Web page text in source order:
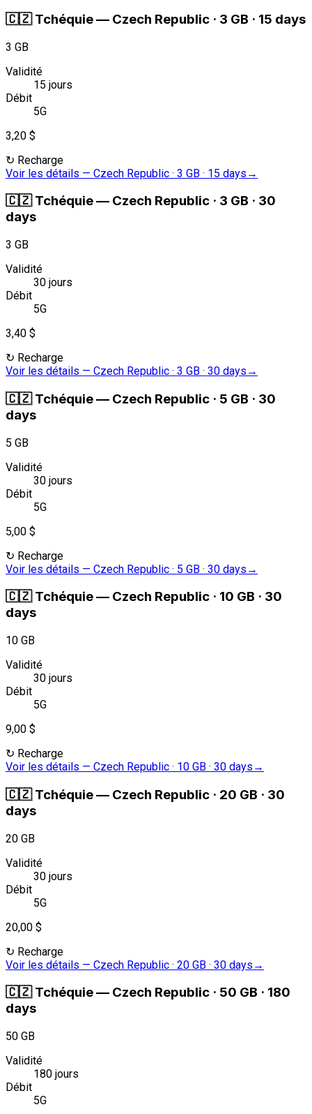
🇨🇿 Tchéquie— Czech Republic · 3 GB · 15 days
3 GB
Validité
15 jours
Débit
5G
3,20 $
↻ Recharge
Voir les détails — Czech Republic · 3 GB · 15 days →
🇨🇿 Tchéquie— Czech Republic · 3 GB · 30
days
3 GB
Validité
30 jours
Débit
5G
3,40 $
↻ Recharge
Voir les détails — Czech Republic · 3 GB · 30 days →
🇨🇿 Tchéquie— Czech Republic · 5 GB · 30
days
5 GB
Validité
30 jours
Débit
5G
5,00 $
↻ Recharge
Voir les détails — Czech Republic · 5 GB · 30 days →
🇨🇿 Tchéquie— Czech Republic · 10 GB · 30
days
10 GB
Validité
30 jours
Débit
5G
9,00 $
↻ Recharge
Voir les détails — Czech Republic · 10 GB · 30 days →
🇨🇿 Tchéquie— Czech Republic · 20 GB · 30
days
20 GB
Validité
30 jours
Débit
5G
20,00 $
↻ Recharge
Voir les détails — Czech Republic · 20 GB · 30 days →
🇨🇿 Tchéquie— Czech Republic · 50 GB · 180
days
50 GB
Validité
180 jours
Débit
5G